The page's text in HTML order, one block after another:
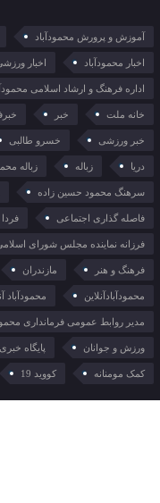
آموزش و پرورش محمودآباد
اخبار محمودآباد اخبار
اداره فرهنگ و ارشاد اسلامی
خانه ملت خبر
خبر ورزشی خسرو طالبی
دریا زباله زباله
سرهنگ محمود حسین زاده
فاصله گذاری اجتماعی
فرزانه نماینده مجلس شورای
فرهنگ و هنر مازندران
محمودآبادآنلاین محمودآباد
مدیر روابط عمومی فرمانداری
ورزش و جوانان پایگاه
کمک مومنانه کووید 19